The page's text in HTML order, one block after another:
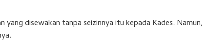
yang disewakan tanpa seizinnya itu kepada Kades. Namun,